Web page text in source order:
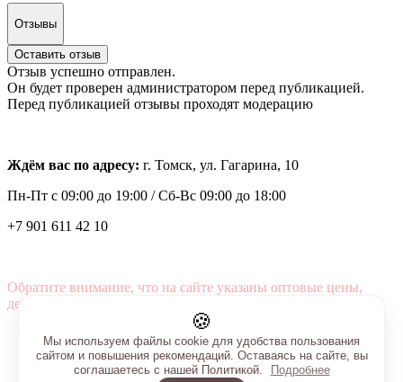
Отзывы
Оставить отзыв
Отзыв успешно отправлен.
Он будет проверен администратором перед публикацией.
Перед публикацией отзывы проходят модерацию
Ждём вас по адресу: г. Томск, ул. Гагарина, 10
Пн-Пт с 09:00 до 19:00 /Сб-Вс 09:00 до 18:00
+7 901 611 42 10
Обратите внимание, что на сайте указаны оптовые цены,
действующие при первом заказе от 3000 рублей.
🍪
Мы используем файлы cookie для удобства пользования
сайтом и повышения рекомендаций. Оставаясь на сайте, вы
соглашаетесь с нашей Политикой.
Подробнее